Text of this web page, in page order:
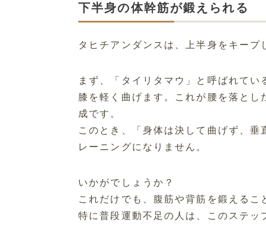
下半身の体幹筋が鍛えられる
タヒチアンダンスは、上半身をキープ
まず、「タイリタマウ」と呼ばれて
膝を軽く曲げます。これが腰を落と
成です。
このとき、「身体は決して曲げず、
レーニングになりません。
いかがでしょうか？
これだけでも、腹筋や背筋を鍛えるこ
特に普段運動不足の人は、このステッ